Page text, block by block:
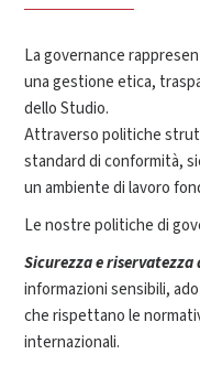
La governance
una gestione etica,
dello Studio.
Attraverso politiche
standard di conformità,
un ambiente di lavoro
Le nostre politiche di
Sicurezza e riservatezza
informazioni sensibili,
che rispettano le
internazionali​.